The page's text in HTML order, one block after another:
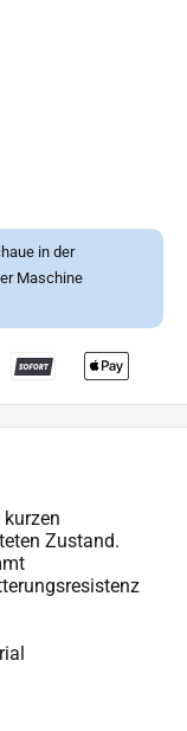
in der
Maschine
Zustand.